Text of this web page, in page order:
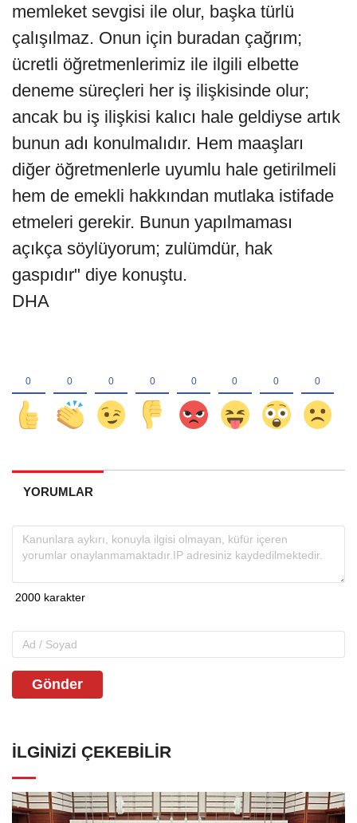
memleket sevgisi ile olur, başka türlü
çalışılmaz. Onun için buradan çağrım;
ücretli öğretmenlerimiz ile ilgili elbette
deneme süreçleri her iş ilişkisinde olur;
ancak bu iş ilişkisi kalıcı hale geldiyse artık
bunun adı konulmalıdır. Hem maaşları
diğer öğretmenlerle uyumlu hale getirilmeli
hem de emekli hakkından mutlaka istifade
etmeleri gerekir. Bunun yapılmaması
açıkça söylüyorum; zulümdür, hak
gaspıdır" diye konuştu.
DHA
YORUMLAR
Gönder
İLGINIZI ÇEKEBILIR